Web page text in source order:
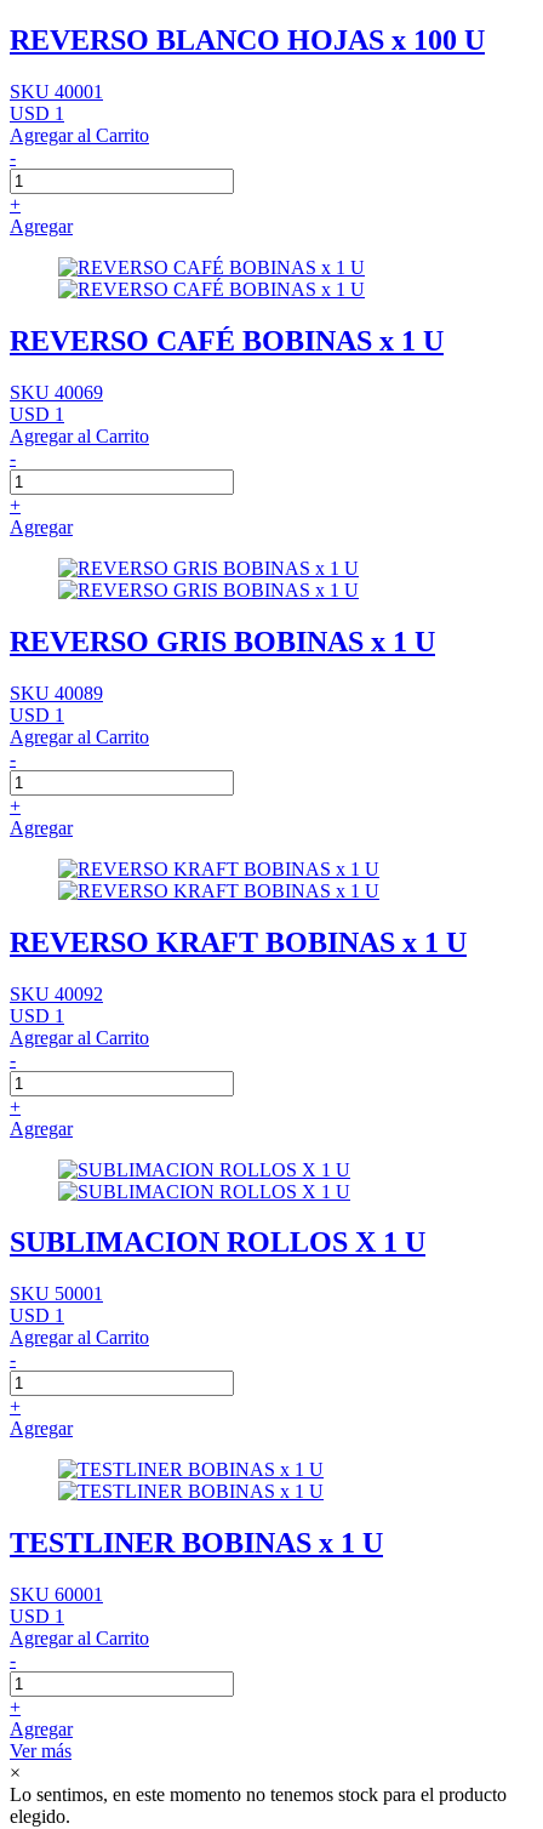
REVERSO BLANCO HOJAS x 100 U
SKU 40001
USD 1
Agregar al Carrito
-
+
Agregar
REVERSO CAFÉ BOBINAS x 1 U
SKU 40069
USD 1
Agregar al Carrito
-
+
Agregar
REVERSO GRIS BOBINAS x 1 U
SKU 40089
USD 1
Agregar al Carrito
-
+
Agregar
REVERSO KRAFT BOBINAS x 1 U
SKU 40092
USD 1
Agregar al Carrito
-
+
Agregar
SUBLIMACION ROLLOS X 1 U
SKU 50001
USD 1
Agregar al Carrito
-
+
Agregar
TESTLINER BOBINAS x 1 U
SKU 60001
USD 1
Agregar al Carrito
-
+
Agregar
Ver más
×
Lo sentimos, en este momento no tenemos stock para el producto
elegido.